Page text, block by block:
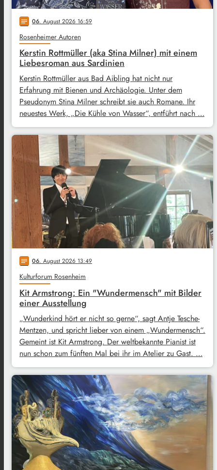
notes 06. August 2026 16:59
Rosenheimer Autoren
Kerstin Rottmüller (aka Stina Milner) mit einem
Liebesroman aus Sardinien
Kerstin Rottmüller aus Bad Aibling hat nicht nur
Erfahrung mit Bienen und Archäologie. Unter dem
Pseudonym Stina Milner schreibt sie auch Romane. Ihr
neuestes Werk, „Die Kühle von Wasser“, entführt nach …
notes 06. August 2026 13:49
Kulturforum Rosenheim
Kit Armstrong: Ein "Wundermensch" mit Bilder
einer Ausstellung
„Wunderkind hört er nicht so gerne“, sagt Antje Tesche-
Mentzen, und spricht lieber von einem „Wundermensch“.
Gemeint ist Kit Armstrong. Der weltbekannte Pianist ist
nun schon zum fünften Mal bei ihr im Atelier zu Gast. …